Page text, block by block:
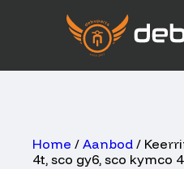
Home / Aanbod /
4t, sco gy6, sco kymco